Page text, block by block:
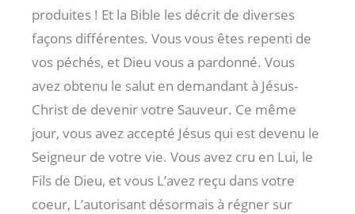
produites ! Et la Bible les décrit de diverses
façons différentes. Vous vous êtes repenti de
vos péchés, et Dieu vous a pardonné. Vous
avez obtenu le salut en demandant à Jésus-
Christ de devenir votre Sauveur. Ce même
jour, vous avez accepté Jésus qui est devenu le
Seigneur de votre vie. Vous avez cru en Lui, le
Fils de Dieu, et vous L’avez reçu dans votre
coeur, L’autorisant désormais à régner sur